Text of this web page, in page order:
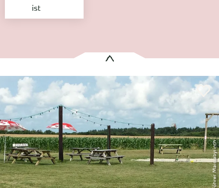
ist
Es wurden 1 Treffer
Borgsum Entfernung anzeigen
© Föhrer Maislabyrinth